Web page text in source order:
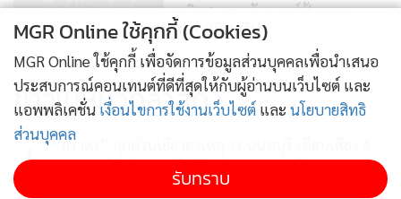
6,925
ธุรกิจสาวเมาขับเบนซ์ป้ายแดง
ชนดะ ตร.- รถพังยับ
ร้อง“เกศินี-ปริญญา”หนุนจาบจ้วงฯ
นายกฯเชื่อ“ม็อบ นศ.”มีเบื้องหลัง
แสดงเพิ่มเติม
ข่าวในหมวดล่าสุด
1
“ภราดร” ถกด่วนเยียวยาเหตุ รร.นนทบุรี เทียบเคียง 4
เหตุการณ์ที่ผ่านมา เสียชีวิตช่วยรายละ 1 ล้าน
MGR Online ใช้คุกกี้ (Cookies)
MGR Online ใช้คุกกี้ เพื่อจัดการข้อมูลส่วนบุคคลเพื่อนำเสนอ
ประสบการณ์คอนเทนต์ที่ดีที่สุดให้กับผู้อ่านบนเว็บไซต์ และ
แอพพลิเคชั่น เงื่อนไขการใช้งานเว็บไซต์ และ นโยบายสิทธิ
ส่วนบุคคล
รับทราบ